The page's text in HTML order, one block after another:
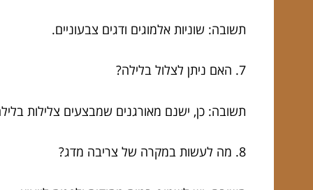
תשובה: שוניות אלמוגים ודגים צבעוניים.
7. האם ניתן לצלול בלילה?
תשובה: כן, ישנם מאורגנים שמבצעים צלילות
8. מה לעשות במקרה של צריבה מדג?